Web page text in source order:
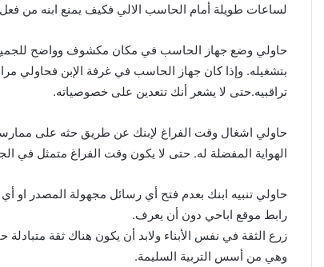
لساعات طويلة أمام الحاسب الالي فكيف يمنع ابنه من
حاولي وضع جهاز الحاسب في مكان مكشوف وواضح للجميع
بتشغيله. وإذا كان جهاز الحاسب في غرفة الإبن فحاولي
تراقبيه.حتى لا يشعر أنك تتعدين على خصوصياته.
حاولي اشغال وقت الفراغ لإبنك عن طريق حثه على
الهواية المفضلة له. حتى لا يكون وقت الفراغ متمثل في
حاولي تنبيه ابنك بعدم فتح أي رسائل مجهولة المصدر او
رابط موقع اباحي دون أن يعرف.
زرع الثقة في نفس الأبناء ولابد أن يكون هناك ثقة
وهي من أسس التربية السليمة.